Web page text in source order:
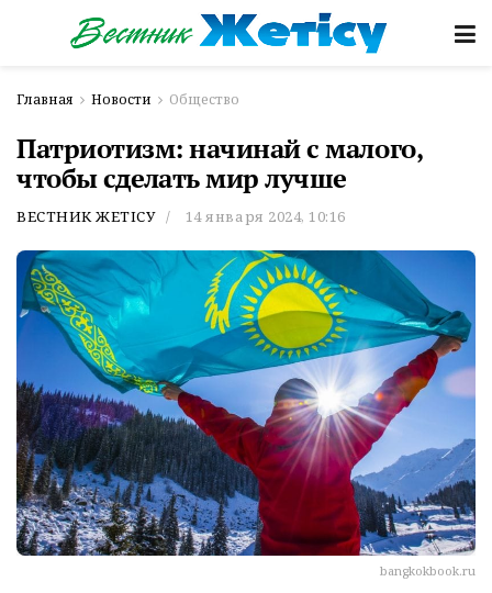
Главная Новости Общество
Патриотизм: начинай с малого,
чтобы сделать мир лучше
ВЕСТНИК ЖЕТІСУ 14 января 2024, 10:16
bangkokbook.ru